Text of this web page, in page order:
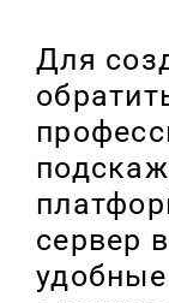
Для
сервер